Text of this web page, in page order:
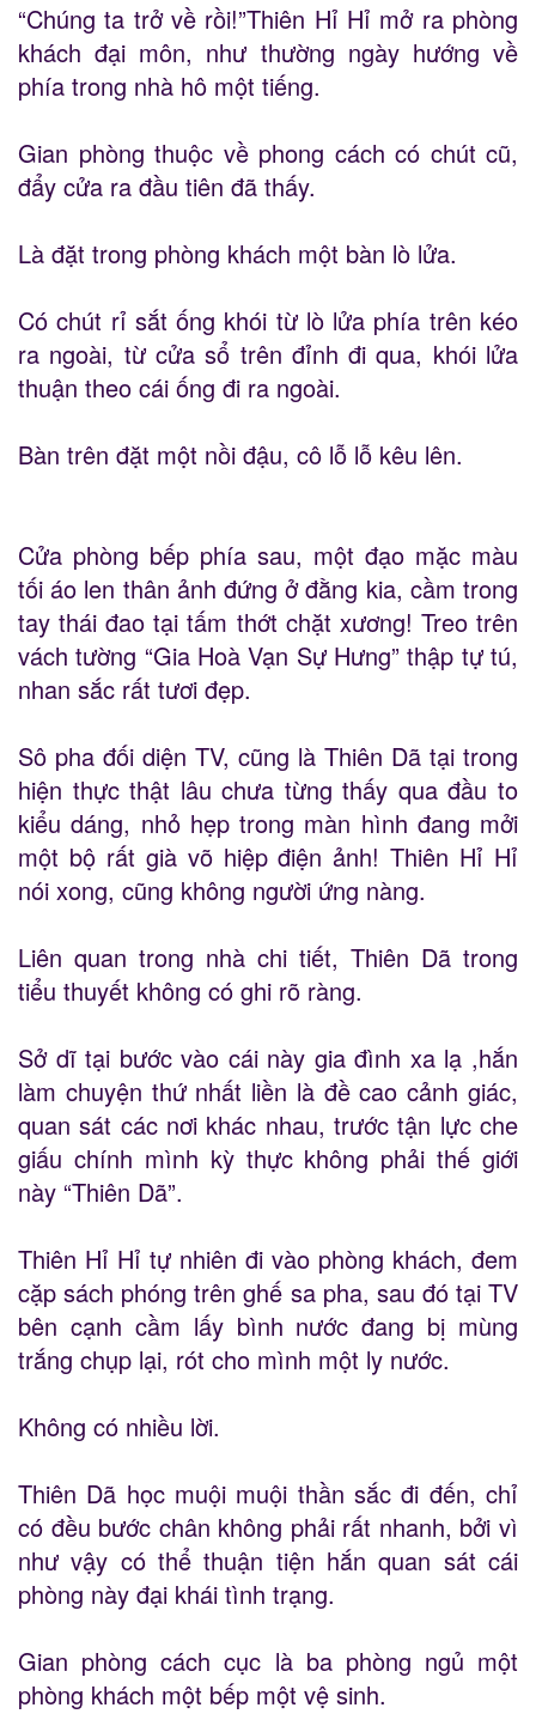
“Chúng ta trở về rồi!”Thiên Hỉ Hỉ mở ra phòng
khách đại môn, như thường ngày hướng về
phía trong nhà hô một tiếng.
Gian phòng thuộc về phong cách có chút cũ,
đẩy cửa ra đầu tiên đã thấy.
Là đặt trong phòng khách một bàn lò lửa.
Có chút rỉ sắt ống khói từ lò lửa phía trên kéo
ra ngoài, từ cửa sổ trên đỉnh đi qua, khói lửa
thuận theo cái ống đi ra ngoài.
Bàn trên đặt một nồi đậu, cô lỗ lỗ kêu lên.
Cửa phòng bếp phía sau, một đạo mặc màu
tối áo len thân ảnh đứng ở đằng kia, cầm trong
tay thái đao tại tấm thớt chặt xương! Treo trên
vách tường “Gia Hoà Vạn Sự Hưng” thập tự tú,
nhan sắc rất tươi đẹp.
Sô pha đối diện TV, cũng là Thiên Dã tại trong
hiện thực thật lâu chưa từng thấy qua đầu to
kiểu dáng, nhỏ hẹp trong màn hình đang mởi
một bộ rất già võ hiệp điện ảnh! Thiên Hỉ Hỉ
nói xong, cũng không người ứng nàng.
Liên quan trong nhà chi tiết, Thiên Dã trong
tiểu thuyết không có ghi rõ ràng.
Sở dĩ tại bước vào cái này gia đình xa lạ ,hắn
làm chuyện thứ nhất liền là đề cao cảnh giác,
quan sát các nơi khác nhau, trước tận lực che
giấu chính mình kỳ thực không phải thế giới
này “Thiên Dã”.
Thiên Hỉ Hỉ tự nhiên đi vào phòng khách, đem
cặp sách phóng trên ghế sa pha, sau đó tại TV
bên cạnh cầm lấy bình nước đang bị mùng
trắng chụp lại, rót cho mình một ly nước.
Không có nhiều lời.
Thiên Dã học muội muội thần sắc đi đến, chỉ
có đều bước chân không phải rất nhanh, bởi vì
như vậy có thể thuận tiện hắn quan sát cái
phòng này đại khái tình trạng.
Gian phòng cách cục là ba phòng ngủ một
phòng khách một bếp một vệ sinh.